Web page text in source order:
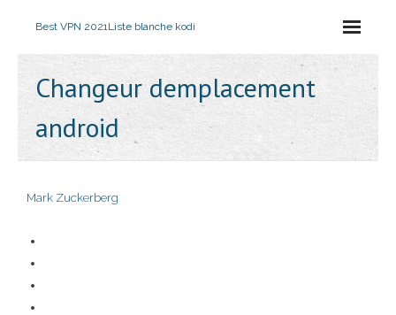
Best VPN 2021Liste blanche kodi
Changeur demplacement
android
Mark Zuckerberg